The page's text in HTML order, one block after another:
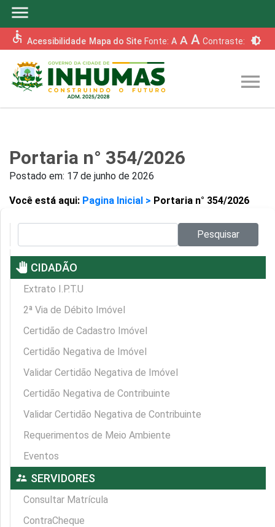
menu
accessible Acessibilidade Mapa do Site Fonte: A A A Contraste: brightness_6
menu
Portaria n° 354/2026
Postado em: 17 de junho de 2026
Você está aqui: Pagina Inicial > Portaria n° 354/2026
Pesquisar
pan_tool CIDADÃO
Extrato I.P.T.U
2ª Via de Débito Imóvel
Certidão de Cadastro Imóvel
Certidão Negativa de Imóvel
Validar Certidão Negativa de Imóvel
Certidão Negativa de Contribuinte
Validar Certidão Negativa de Contribuinte
Requerimentos de Meio Ambiente
Eventos
supervisor_account SERVIDORES
Consultar Matrícula
ContraCheque